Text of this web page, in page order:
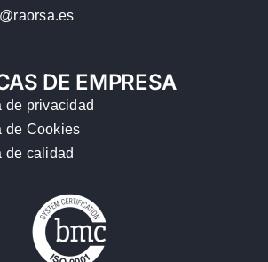
DE EMPRESA
de privacidad
de Cookies
de calidad